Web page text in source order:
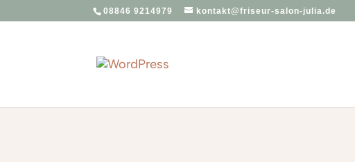
08846 9214979 kontakt@friseur-salon-julia.de